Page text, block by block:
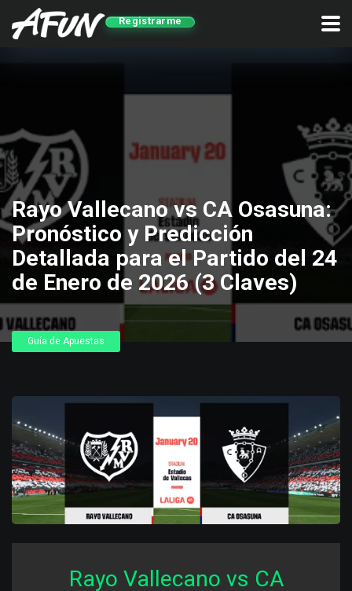
Registrarme
Rayo Vallecano vs CA Osasuna:
Pronóstico y Predicción
Detallada para el Partido del 24
de Enero de 2026 (3 Claves)
Guía de Apuestas
Rayo Vallecano vs CA